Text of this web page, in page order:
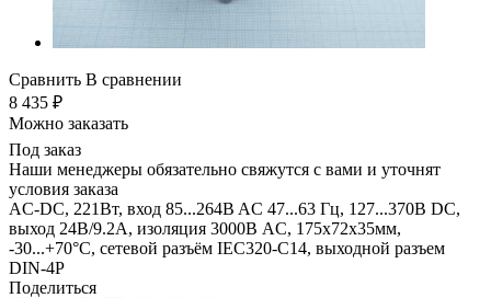
Сравнить В сравнении
8 435 ₽
Можно заказать
Под заказ
Наши менеджеры обязательно свяжутся с вами и уточнят
условия заказа
AC-DC, 221Вт, вход 85...264B AC 47...63 Гц, 127...370B DC,
выход 24B/9.2A, изоляция 3000В AC, 175x72x35мм,
-30...+70°С, сетевой разъём IEC320-C14, выходной разъем
DIN-4P
Поделиться